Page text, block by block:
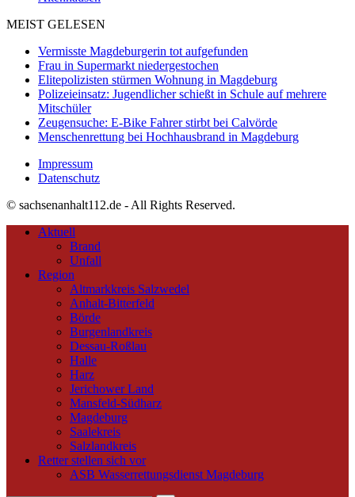
MEIST GELESEN
Vermisste Magdeburgerin tot aufgefunden
Frau in Supermarkt niedergestochen
Elitepolizisten stürmen Wohnung in Magdeburg
Polizeieinsatz: Jugendlicher schießt in Schule auf mehrere
Mitschüler
Zeugensuche: E-Bike Fahrer stirbt bei Calvörde
Menschenrettung bei Hochhausbrand in Magdeburg
Impressum
Datenschutz
© sachsenanhalt112.de - All Rights Reserved.
Aktuell
Brand
Unfall
Region
Altmarkkreis Salzwedel
Anhalt-Bitterfeld
Börde
Burgenlandkreis
Dessau-Roßlau
Halle
Harz
Jerichower Land
Mansfeld-Südharz
Magdeburg
Saalekreis
Salzlandkreis
Retter stellen sich vor
ASB Wasserrettungsdienst Magdeburg